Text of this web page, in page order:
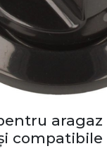
aragaz
compatibile